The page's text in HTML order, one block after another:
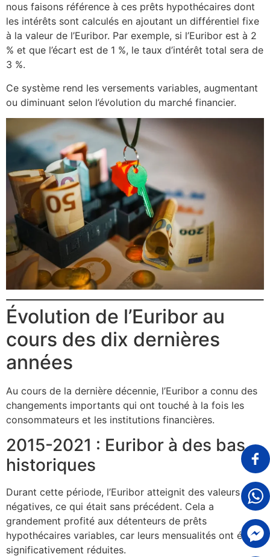
nous faisons référence à ces prêts hypothécaires dont
les intérêts sont calculés en ajoutant un différentiel fixe
à la valeur de l’Euribor. Par exemple, si l’Euribor est à 2
% et que l’écart est de 1 %, le taux d’intérêt total sera de
3 %.
Ce système rend les versements variables, augmentant
ou diminuant selon l’évolution du marché financier.
Évolution de l’Euribor au
cours des dix dernières
années
Au cours de la dernière décennie, l’Euribor a connu des
changements importants qui ont touché à la fois les
consommateurs et les institutions financières.
2015-2021 : Euribor à des bas
historiques
Durant cette période, l’Euribor atteignit des valeurs
négatives, ce qui était sans précédent. Cela a
grandement profité aux détenteurs de prêts
hypothécaires variables, car leurs mensualités ont été
significativement réduites.